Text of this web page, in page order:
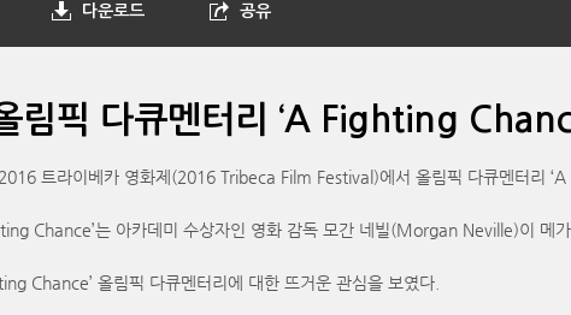
다운로드 공유
림픽 다큐멘터리 ‘A Fighting
트라이베카 영화제(2016 Tribeca Film Festival)에서 올림픽 다큐멘터리 ‘A
Chance’는 아카데미 수상자인 영화 감독 모간 네빌(Morgan Neville)이 메
Chance’ 올림픽 다큐멘터리에 대한 뜨거운 관심을 보였다.